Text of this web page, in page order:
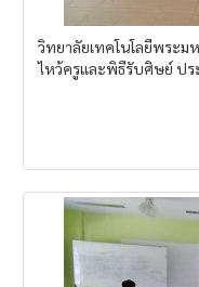
วิทยาลัยเทคโนโลยีพระ
ไหว้ครูและพิธีรับศิษย์ ปร